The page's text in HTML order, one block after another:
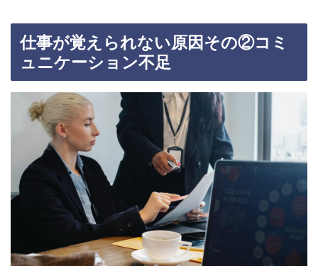
仕事が覚えられない原因その②コミ
ュニケーション不足